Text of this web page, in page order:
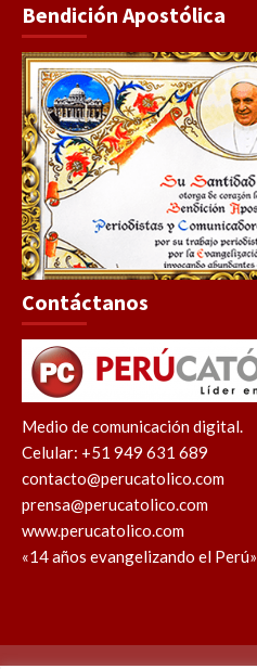
Bendición Apostólica
Contáctanos
Medio de comunicación digital.
Celular: +51 949 631 689
contacto@perucatolico.com
prensa@perucatolico.com
www.perucatolico.com
«14 años evangelizando el Perú»